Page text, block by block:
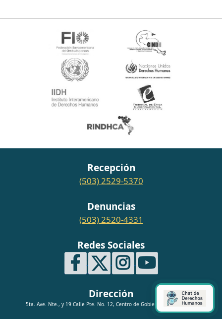
Recepción
(503) 2529-5370
Denuncias
(503) 2520-4331
Redes Sociales
Dirección
5ta. Ave. Nte., y 19 Calle Pte. No. 12, Centro de Gobierno, San Salvador.